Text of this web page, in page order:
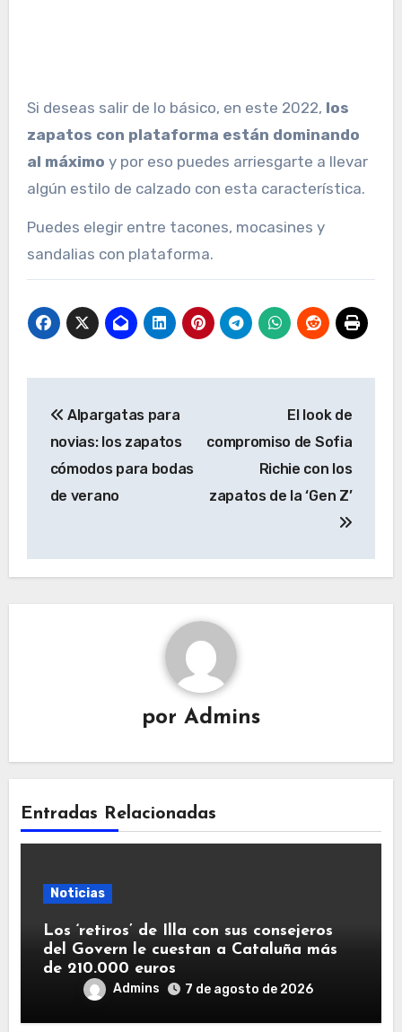
Si deseas salir de lo básico, en este 2022, los
zapatos con plataforma están dominando
al máximo y por eso puedes arriesgarte a llevar
algún estilo de calzado con esta característica.
Puedes elegir entre tacones, mocasines y
sandalias con plataforma.
de
entradas
Alpargatas para
novias: los zapatos
cómodos para bodas
de verano
El look de
compromiso de Sofia
Richie con los
zapatos de la ‘Gen Z’
por Admins
Entradas Relacionadas
Noticias
Los ‘retiros’ de Illa con sus consejeros
del Govern le cuestan a Cataluña más
de 210.000 euros
Admins 7 de agosto de 2026